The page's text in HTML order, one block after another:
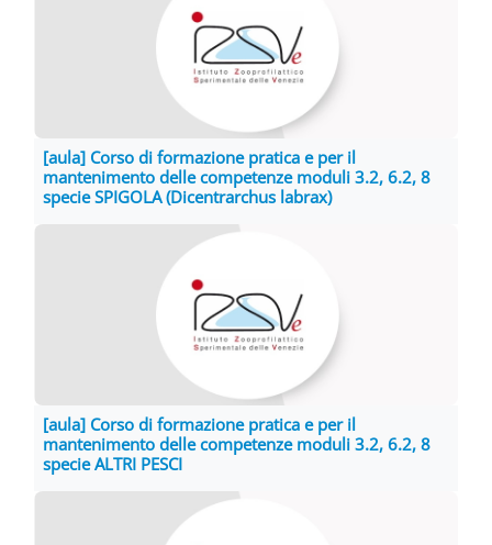
[aula] Corso di formazione pratica e per il
mantenimento delle competenze moduli 3.2, 6.2, 8
specie SPIGOLA (Dicentrarchus labrax)
[aula] Corso di formazione pratica e per il
mantenimento delle competenze moduli 3.2, 6.2, 8
specie ALTRI PESCI